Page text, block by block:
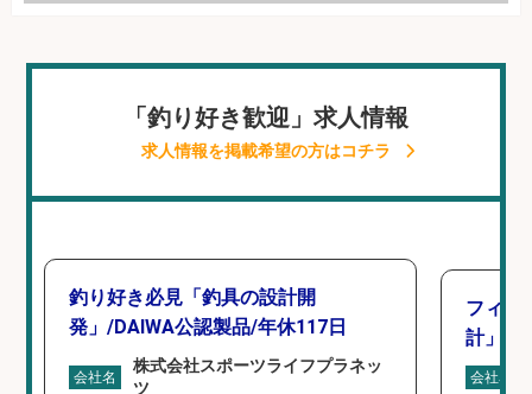
「釣り好き歓迎」求人情報
求人情報を掲載希望の方はコチラ
釣り好き必見「釣具の設計開
発」/DAIWA公認製品/年休117日
会社名
株式会社スポーツライフプラネッ
ツ
フィッ
計」
会社名